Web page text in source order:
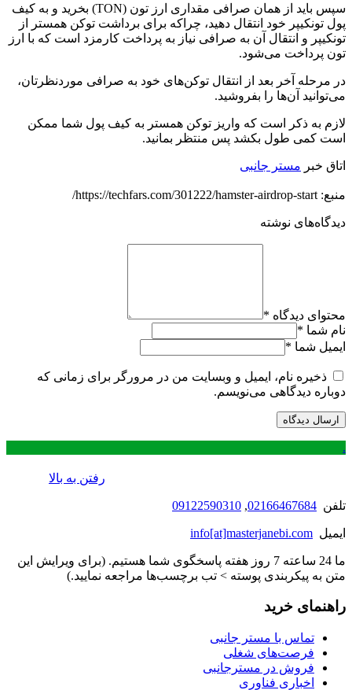
سپس باید از همان صرافی مقداری ارز تون (TON) بخرید و به کیف
پول تونکیپر خود انتقال دهید، چراکه برای برداشت توکن همستر از
تونکیپر و انتقال آن به صرافی نیاز به پرداخت کارمزد است که با ارز
تون پرداخت می‌شود.
در مرحله آخر بعد از انتقال توکن‌های خود به صرافی موردنظرتان،
می‌توانید آن‌ها را بفروشید.
لازم به ذکر است که واریز توکن همستر به کیف پول شما ممکن
است کمی طول بکشد پس منتظر بمانید.
اتاق خبر مستر جانبی
منبع: https://techfars.com/301222/hamster-airdrop-start/
دیدگاه‌های نوشته
محتوای دیدگاه *
نام شما *
ایمیل شما *
ذخیره نام، ایمیل و وبسایت من در مرورگر برای زمانی که
دوباره دیدگاهی می‌نویسم.
.
رفتن به بالا
تلفن 02166467684
,
09122590310
ایمیل info[at]masterjanebi.com
ما 24 ساعته 7 روز هفته پاسخگوی شما هستیم. (برای ویرایش این
متن به پیکربندی پوسته > تب برچسب‌ها مراجعه نمایید.)
راهنمای خرید
تماس با مستر جانبی
فرصت‌های شغلی
فروش در مسترجانبی
اخباری فناوری